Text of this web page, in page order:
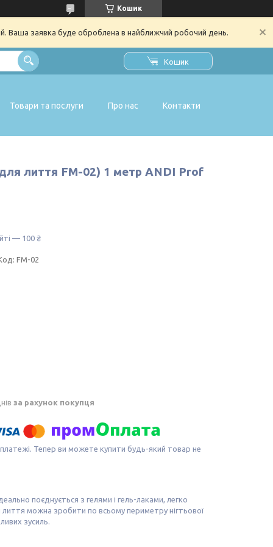
Кошик
Ваша заявка буде оброблена в найближчий робочий день.
Кошик
Товари та послуги Про нас Контакти
лиття FM-02) 1 метр ANDI Prof
— 100 ₴
FM-02
за рахунок покупця
платежі. Тепер ви можете купити будь-який товар не
поєднується з гелями і гель-лаками, легко
можна зробити по всьому периметру нігтьової
зусиль.